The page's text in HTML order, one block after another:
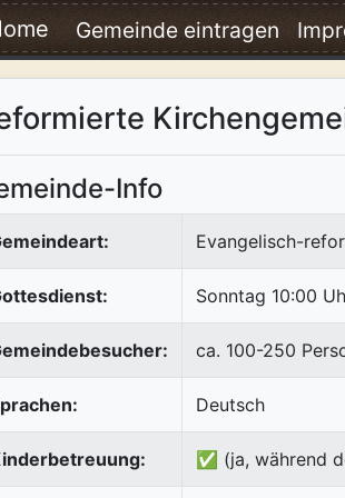
Gemeinde eintragen
Info
Evangelisch-
Sonntag 10:00
ca. 100-250
Deutsch
✅ (ja, während